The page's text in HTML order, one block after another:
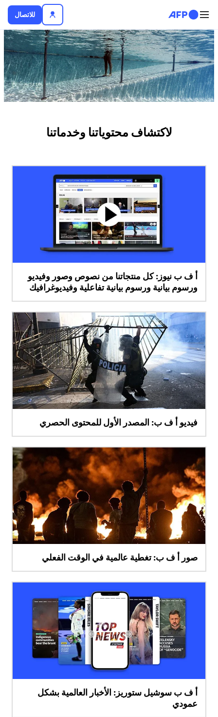
للاتصال
الأخبار
لاكتشاف محتوياتنا وخدماتنا
أ ف ب نيوز: كل منتجاتنا من نصوص وصور وفيديو
ورسوم بيانية ورسوم بيانية تفاعلية وفيديوغرافيك
فيديو أ ف ب: المصدر الأول للمحتوى الحصري
صور أ ف ب: تغطية عالمية في الوقت الفعلي
أ ف ب سوشيل ستوريز: الأخبار العالمية بشكل
عمودي